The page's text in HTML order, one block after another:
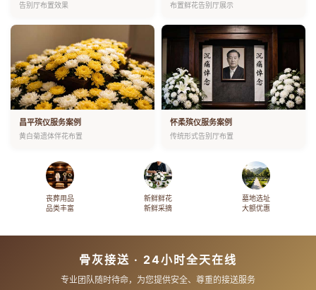
告别厅布置效果 布置鲜花告别厅展示
昌平殡仪服务案例
黄白菊遗体伴花布置
怀柔殡仪服务案例
传统形式告别厅布置
丧葬用品
品类丰富
新鲜鲜花
新鲜采摘
墓地选址
大额优惠
骨灰接送 · 24小时全天在线
专业团队随时待命，为您提供安全、尊重的接送服务